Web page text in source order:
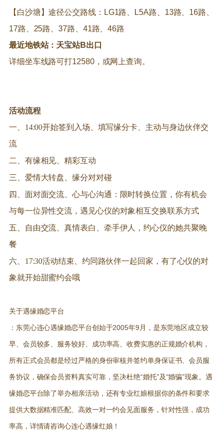
【白沙塘】途径公交路线：LG1路、L5A路、13路、16路、
17路、25路、37路、41路、46路
最近地铁站：天宝站B出口
详细坐车线路可打12580，或网上查询。
活动流程
一、14:00开始签到入场、填写缘分卡、主动与身边伙伴交
流
二、有缘相见、精彩互动
三、爱情大转盘、缘分对对碰
四、面对面交流、心与心沟通：限时转换位置，你有机会
与每一位异性交流，遇见心仪的对象相互交换联系方式
五、自由交流、真情表白、牵手伊人，约心仪的她共聚晚
餐
六、17:30活动结束、约同路伙伴一起回家，有了心仪的对
象就开始甜蜜约会哦
关于遇缘婚恋平台
：东莞心连心遇缘婚恋平台创始于2005年9月，是东莞地区成立较
早、会员较多、服务较好、成功率高、收费实惠的正规婚介机构，
所有正式会员都是经过严格的身份审核并签约单身保证书、会员服
务协议，确保会员资料真实可靠，坚决杜绝“婚托”及“婚骗”现象。遇
缘婚恋平台除了举办相亲活动，还有专业红娘根据你的条件和要求
提供大数据精准匹配、高效一对一约会见面服务，针对性强，成功
率高，详情请咨询心连心遇缘红娘！